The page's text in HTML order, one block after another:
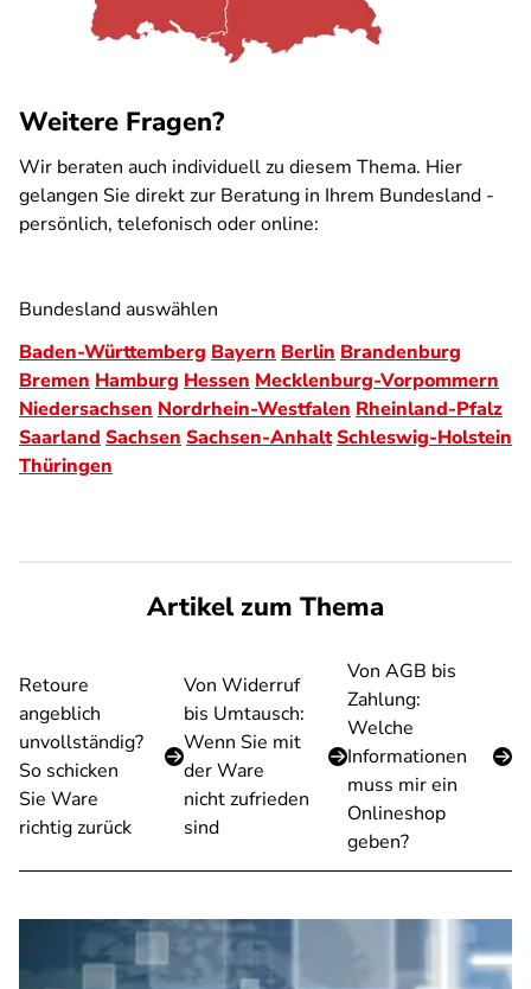
Weitere Fragen?
Wir beraten auch individuell zu diesem Thema. Hier
gelangen Sie direkt zur Beratung in Ihrem Bundesland -
persönlich, telefonisch oder online:
Bundesland auswählen
Baden-Württemberg Bayern Berlin Brandenburg
Bremen Hamburg Hessen Mecklenburg-Vorpommern
Niedersachsen Nordrhein-Westfalen Rheinland-Pfalz
Saarland Sachsen Sachsen-AnhaltSchleswig-Holstein
Thüringen
Artikel zum Thema
Retoure
angeblich
unvollständig?
So schicken
Sie Ware
richtig zurück
Von Widerruf
bis Umtausch:
Wenn Sie mit
der Ware
nicht zufrieden
sind
Von AGB bis
Zahlung:
Welche
Informationen
muss mir ein
Onlineshop
geben?